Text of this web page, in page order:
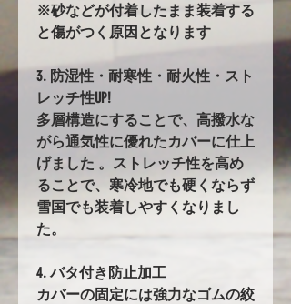
※砂などが付着したまま装着する
と傷がつく原因となります
3. 防湿性・耐寒性・耐火性・スト
レッチ性UP!
多層構造にすることで、高撥水な
がら通気性に優れたカバーに仕上
げました 。ストレッチ性を高め
ることで、寒冷地でも硬くならず
雪国でも装着しやすくなりまし
た。
4. バタ付き防止加工
カバーの固定には強力なゴムの絞